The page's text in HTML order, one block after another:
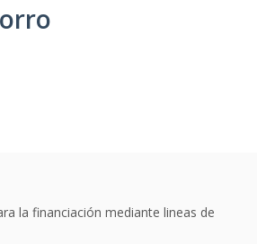
la financiación mediante lineas de